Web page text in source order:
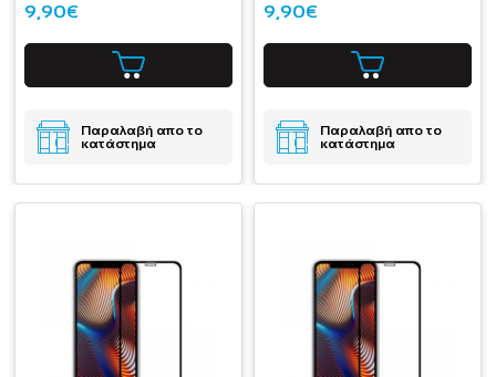
9,90€
Παραλαβή απο το
κατάστημα
9,90€
Παραλαβή απο το
κατάστημα